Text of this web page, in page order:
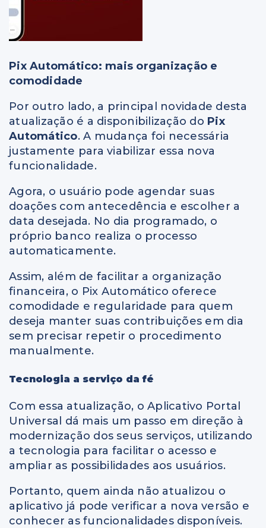
Pix Automático: mais organização e
comodidade
Por outro lado, a principal novidade desta
atualização é a disponibilização do Pix
Automático. A mudança foi necessária
justamente para viabilizar essa nova
funcionalidade.
Agora, o usuário pode agendar suas
doações com antecedência e escolher a
data desejada. No dia programado, o
próprio banco realiza o processo
automaticamente.
Assim, além de facilitar a organização
financeira, o Pix Automático oferece
comodidade e regularidade para quem
deseja manter suas contribuições em dia
sem precisar repetir o procedimento
manualmente.
Tecnologia a serviço da fé
Com essa atualização, o Aplicativo Portal
Universal dá mais um passo em direção à
modernização dos seus serviços, utilizando
a tecnologia para facilitar o acesso e
ampliar as possibilidades aos usuários.
Portanto, quem ainda não atualizou o
aplicativo já pode verificar a nova versão e
conhecer as funcionalidades disponíveis.